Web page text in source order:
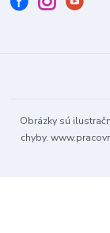
Obrázky sú
chyby.